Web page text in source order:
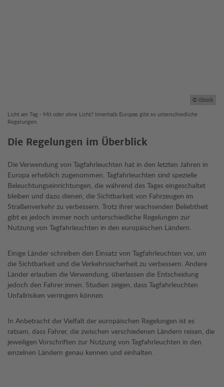
© iStock
Licht am Tag - Mit oder ohne Licht? Innerhalb Europas gibt es unterschiedliche
Regelungen.
Die Regelungen im Überblick
Die Verwendung von Tagfahrleuchten hat in den letzten Jahren in
Europa erheblich zugenommen. Tagfahrleuchten sind spezielle
Beleuchtungseinrichtungen, die während des Tages eingeschaltet
bleiben und dazu dienen, die Sichtbarkeit von Fahrzeugen im
Straßenverkehr zu verbessern. Trotz ihrer wachsenden Beliebtheit
gibt es jedoch immer noch unterschiedliche Regelungen zur
Nutzung von Tagfahrleuchten in den europäischen Ländern.
Einige Länder schreiben den Einsatz von Tagfahrleuchten vor, um
die Sichtbarkeit und die Verkehrssicherheit zu verbessern. Andere
Länder erlauben die Verwendung, überlassen die Entscheidung
jedoch den Fahrer:innen. Studien zeigen, dass Tagfahrleuchten
Unfallrisiken verringern können.
In Anbetracht der Vielfalt der europäischen Regelungen ist es
ratsam, dass Fahrer, die zwischen verschiedenen Ländern reisen, die
jeweiligen Vorschriften zur Nutzung von Tagfahrleuchten in den
einzelnen Ländern genau kennen und einhalten.